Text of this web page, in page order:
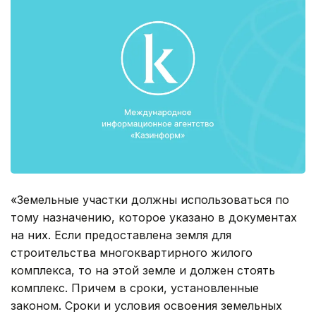
«Земельные участки должны использоваться по
тому назначению, которое указано в документах
на них. Если предоставлена земля для
строительства многоквартирного жилого
комплекса, то на этой земле и должен стоять
комплекс. Причем в сроки, установленные
законом. Сроки и условия освоения земельных